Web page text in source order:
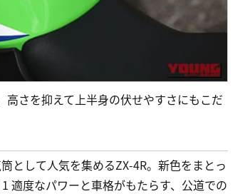
さを抑えて上半身の伏せやすさにもこだ
として人気を集めるZX-4R。新色をまとっ
適度なパワーと車格がもたらす、公道での